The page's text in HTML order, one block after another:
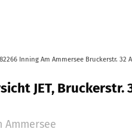
Inning Am Ammersee Bruckerstr. 32 A
JET, Bruckerstr.
Ammersee